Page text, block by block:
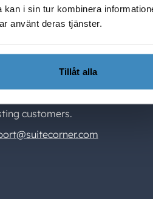
i sin tur kombinera
använt deras tjänster.
Tillåt alla
customers.